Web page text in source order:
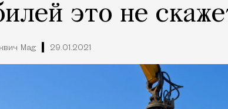
это не
Mag 29.01.2021